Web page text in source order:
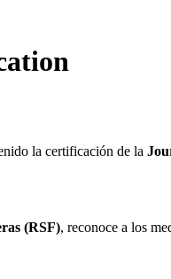
la certificación de la
(RSF), reconoce a los